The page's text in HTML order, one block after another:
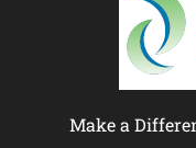
Make a